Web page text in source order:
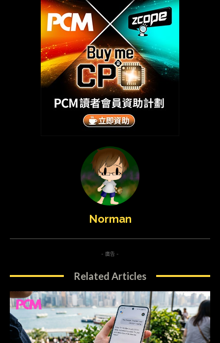
Norman
- 廣告 -
Related Articles